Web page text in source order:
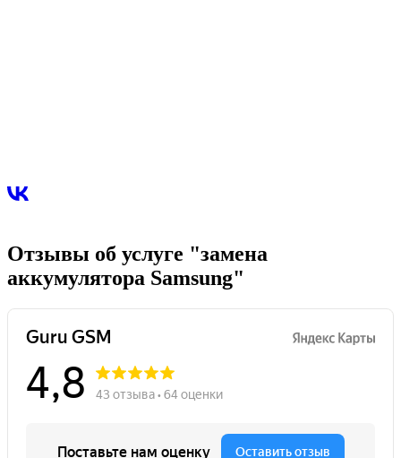
Отзывы об услуге "замена
аккумулятора Samsung"